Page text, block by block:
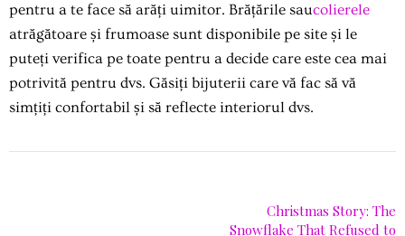
pentru a te face să arăți uimitor. Brățările saucolierele
atrăgătoare și frumoase sunt disponibile pe site și le
puteți verifica pe toate pentru a decide care este cea mai
potrivită pentru dvs. Găsiți bijuterii care vă fac să vă
simțiți confortabil și să reflecte interiorul dvs.
Christmas Story: The
Snowflake That Refused to